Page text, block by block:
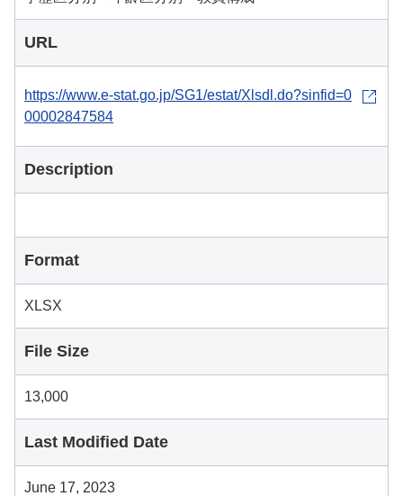
URL
https://www.e-stat.go.jp/SG1/estat/Xlsdl.do?sinfid=0
00002847584
Description
Format
XLSX
File Size
13,000
Last Modified Date
June 17, 2023